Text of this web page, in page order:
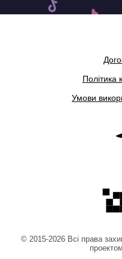
Політика
Умови
©2015-2026Всі права
проектом